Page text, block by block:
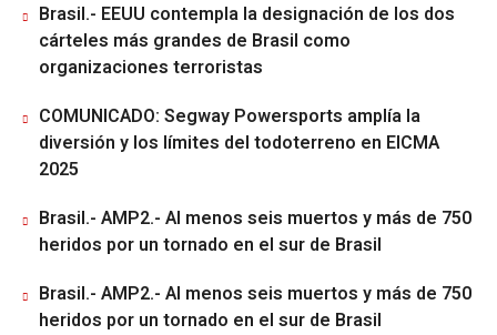
Brasil.- EEUU contempla la designación de los dos
cárteles más grandes de Brasil como
organizaciones terroristas
COMUNICADO: Segway Powersports amplía la
diversión y los límites del todoterreno en EICMA
2025
Brasil.- AMP2.- Al menos seis muertos y más de 750
heridos por un tornado en el sur de Brasil
Brasil.- AMP2.- Al menos seis muertos y más de 750
heridos por un tornado en el sur de Brasil